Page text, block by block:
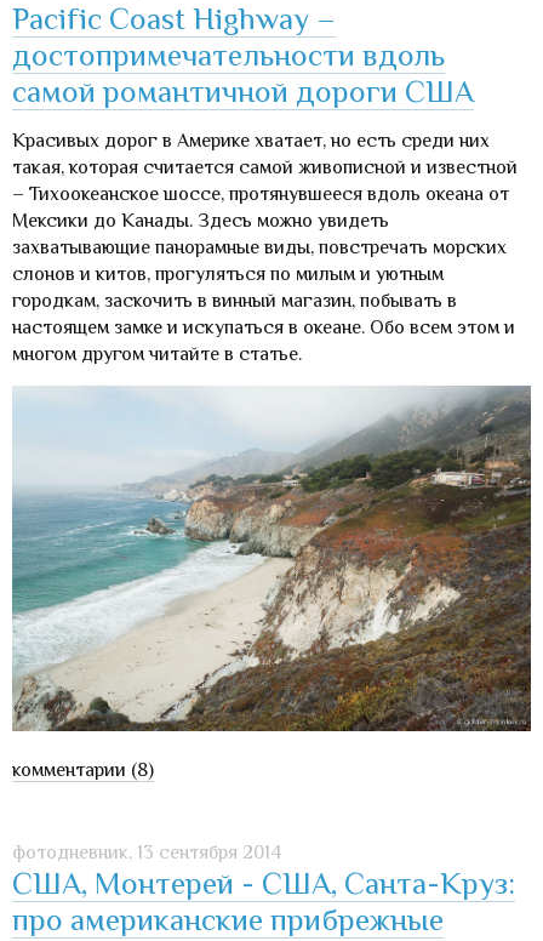
Pacific Coast Highway –
достопримечательности вдоль
самой романтичной дороги США
Красивых дорог в Америке хватает, но есть среди них
такая, которая считается самой живописной и известной
– Тихоокеанское шоссе, протянувшееся вдоль океана от
Мексики до Канады. Здесь можно увидеть
захватывающие панорамные виды, повстречать морских
слонов и китов, прогуляться по милым и уютным
городкам, заскочить в винный магазин, побывать в
настоящем замке и искупаться в океане. Обо всем этом и
многом другом читайте в статье.
комментарии (8)
фотодневник, 13 сентября 2014
США, Монтерей - США, Санта-Круз:
про американские прибрежные